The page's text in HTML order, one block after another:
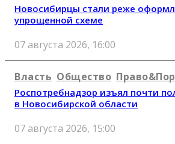
Новосибирцы стали реже
упрощенной схеме
07 августа 2026, 16:00
Власть Общество
Роспотребнадзор изъял почти
в Новосибирской области
07 августа 2026, 15:00